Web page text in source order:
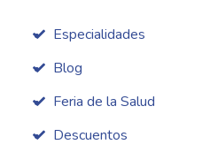
Especialidades
Blog
Feria de la Salud
Descuentos